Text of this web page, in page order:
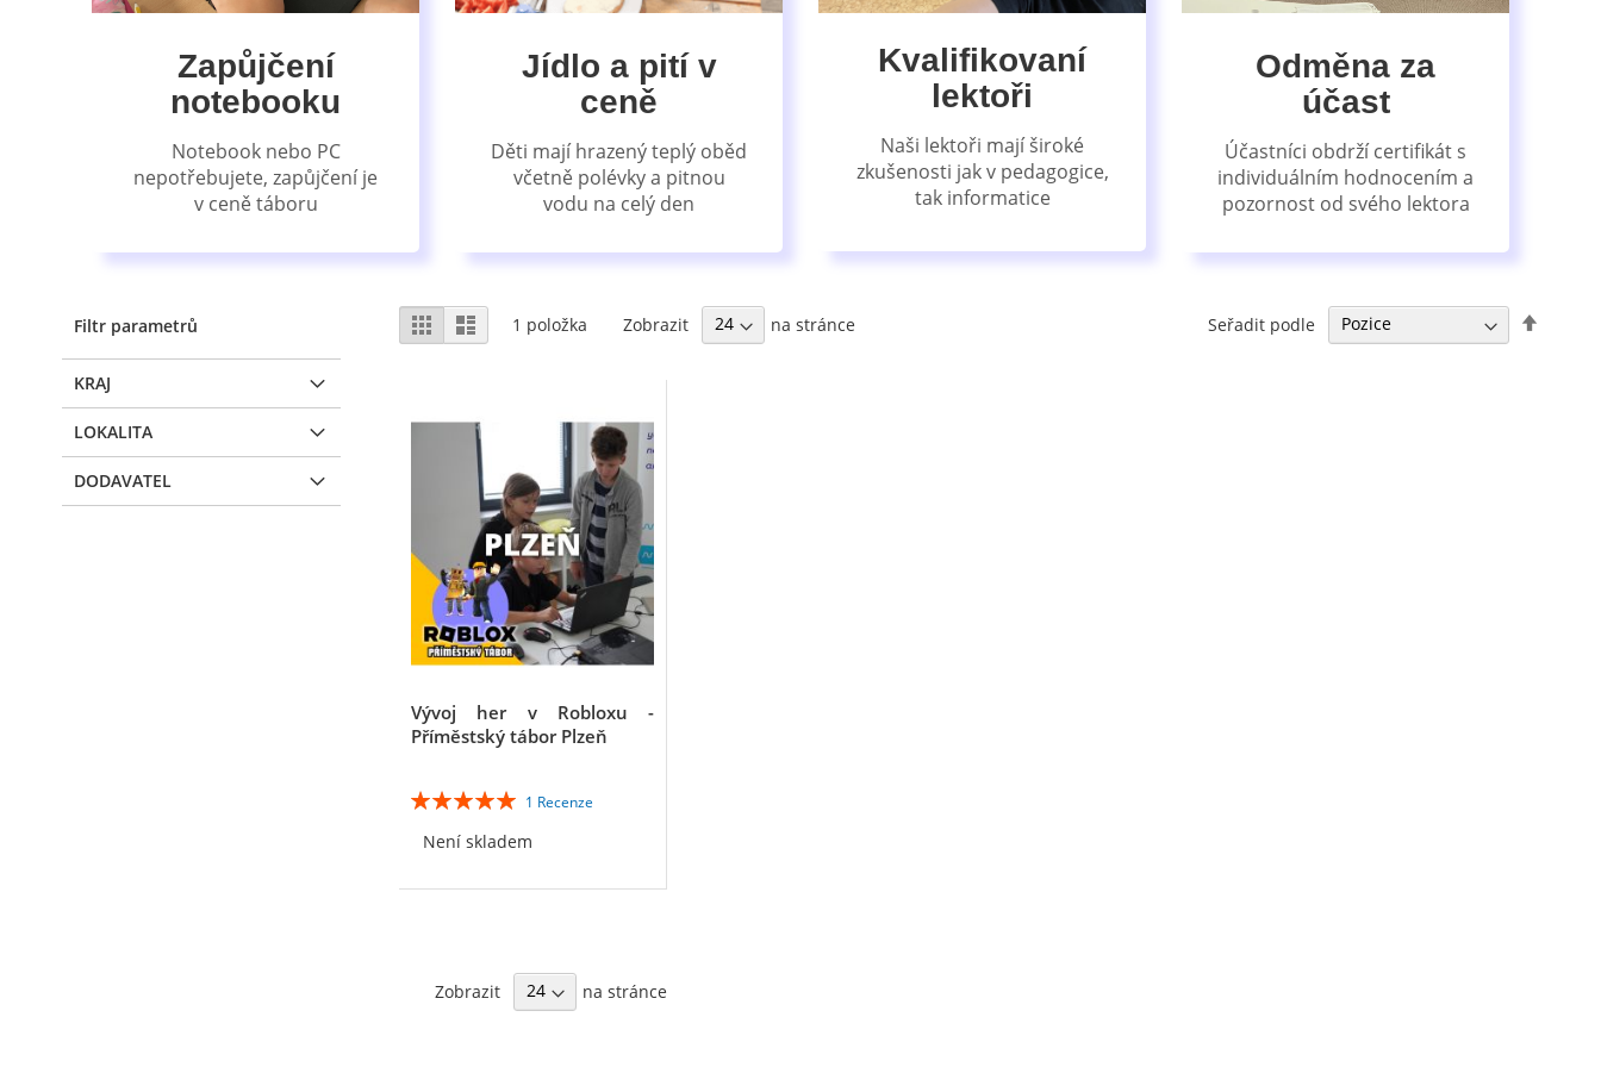
Zapůjčení
notebooku
Notebook nebo PC
nepotřebujete, zapůjčení je
v ceně táboru
Jídlo a pití v
ceně
Děti mají hrazený teplý oběd
včetně polévky a pitnou
vodu na celý den
Kvalifikovaní
lektoři
Naši lektoři mají široké
zkušenosti jak v pedagogice,
tak informatice
Odměna za
účast
Účastníci obdrží certifikát s
individuálním hodnocením a
pozornost od svého lektora
Zobrazení
MřížkaSeznam
1 položka Zobrazit na stránce Seřadit podle
Vývoj her v Robloxu -
Příměstský tábor Plzeň
Hodnocení:
1 Recenze
Není skladem
Zobrazit na stránce
Filtr parametrů
KRAJ
LOKALITA
DODAVATEL